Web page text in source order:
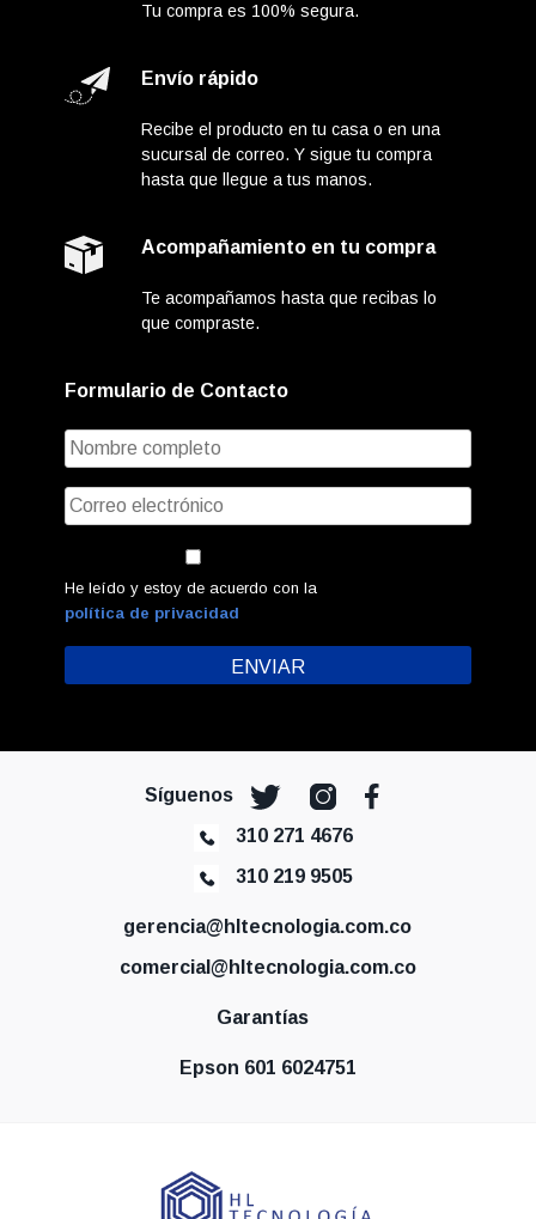
Tu compra es 100% segura.
Envío rápido
Recibe el producto en tu casa o en una
sucursal de correo. Y sigue tu compra
hasta que llegue a tus manos.
Acompañamiento en tu compra
Te acompañamos hasta que recibas lo
que compraste.
Formulario de Contacto
He leído y estoy de acuerdo con la
política de privacidad
Síguenos
310 271 4676
310 219 9505
gerencia@hltecnologia.com.co
comercial@hltecnologia.com.co
Garantías
Epson 601 6024751